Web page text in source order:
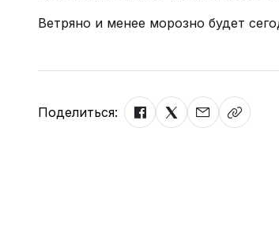
Ветряно и менее морозно будет
Поделиться: